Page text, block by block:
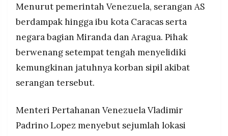
Menurut pemerintah Venezuela, serangan AS
berdampak hingga ibu kota Caracas serta
negara bagian Miranda dan Aragua. Pihak
berwenang setempat tengah menyelidiki
kemungkinan jatuhnya korban sipil akibat
serangan tersebut.
Menteri Pertahanan Venezuela Vladimir
Padrino Lopez menyebut sejumlah lokasi